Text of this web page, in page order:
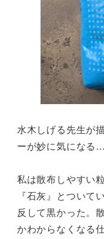
水木しげる先生が
ーが妙に気になる
私は散布しやすい
『石灰』とついて
反して黒かった。
かわからなくなる仕